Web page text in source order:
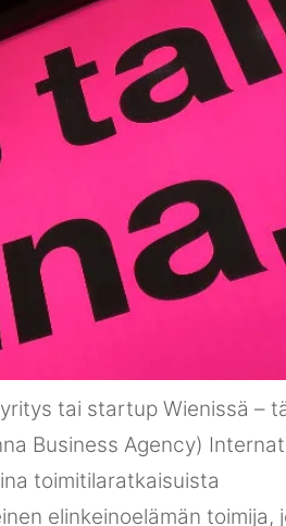
tai startup Wienissä –
Business Agency)
toimitilaratkaisuista
elinkeinoelämän toimija,